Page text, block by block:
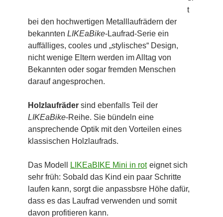
t
bei den hochwertigen Metalllaufrädern der
bekannten LIKEaBike-Laufrad-Serie ein
auffälliges, cooles und „stylisches“ Design,
nicht wenige Eltern werden im Alltag von
Bekannten oder sogar fremden Menschen
darauf angesprochen.
Holzlaufräder sind ebenfalls Teil der
LIKEaBike-Reihe. Sie bündeln eine
ansprechende Optik mit den Vorteilen eines
klassischen Holzlaufrads.
Das Modell LIKEaBIKE Mini in rot eignet sich
sehr früh: Sobald das Kind ein paar Schritte
laufen kann, sorgt die anpassbsre Höhe dafür,
dass es das Laufrad verwenden und somit
davon profitieren kann.